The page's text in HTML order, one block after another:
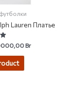
Lauren Платье
Br